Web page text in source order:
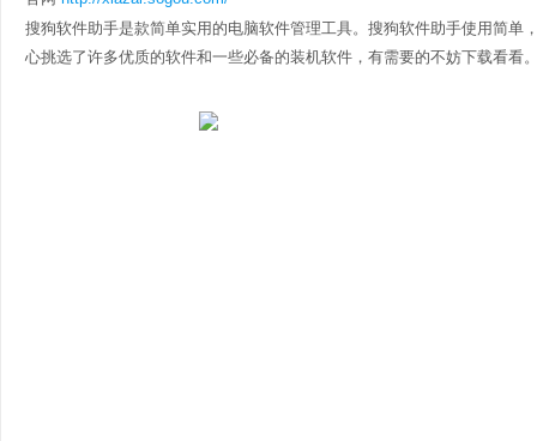
搜狗软件助手是款简单实用的电脑软件管理工具。搜狗软件助手使用简单
心挑选了许多优质的软件和一些必备的装机软件，有需要的不妨下载看看